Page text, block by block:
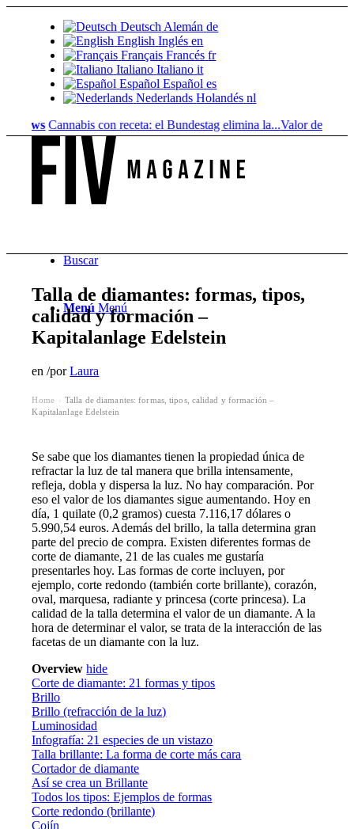
Deutsch Alemán de
English Inglés en
Français Francés fr
Italiano Italiano it
Español Español es
Nederlands Holandés nl
Cannabis con receta: el Bundestag elimina la...Valor del suelo de
Buscar
Menú Menú
Talla de diamantes: formas, tipos,
calidad y formación –
Kapitalanlage Edelstein
en/porLaura
Home
Talla de diamantes: formas, tipos, calidad y formación –
Kapitalanlage Edelstein
Se sabe que los diamantes tienen la propiedad única de
refractar la luz de tal manera que brilla intensamente,
refleja, dobla y dispersa la luz. No hay comparación. Por
eso el valor de los diamantes sigue aumentando. Hoy en
día, 1 quilate (0,2 gramos) cuesta 7.116,17 dólares o
5.990,54 euros. Además del brillo, la talla determina gran
parte del precio de compra. Existen diferentes formas de
corte de diamante, 21 de las cuales me gustaría
presentarles hoy. Las formas de corte incluyen, por
ejemplo, corte redondo (también corte brillante), corazón,
oval, marquesa, radiante y princesa (corte princesa). La
calidad de la talla determina el valor de un diamante. A la
hora de determinar el valor, se trata de la interacción de las
facetas de un diamante con la luz.
Overview hide
Corte de diamante: 21 formas y tipos
Brillo
Brillo (refracción de la luz)
Luminosidad
Infografía: 21 especies de un vistazo
Talla brillante: La forma de corte más cara
Cortador de diamante
Así se crea un Brillante
Todos los tipos: Ejemplos de formas
Corte redondo (brillante)
Cojín